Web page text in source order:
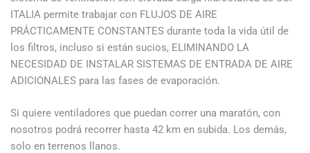
ITALIA permite trabajar con FLUJOS DE AIRE
PRÁCTICAMENTE CONSTANTES durante toda la vida útil de
los filtros, incluso si están sucios, ELIMINANDO LA
NECESIDAD DE INSTALAR SISTEMAS DE ENTRADA DE AIRE
ADICIONALES para las fases de evaporación.
Si quiere ventiladores que puedan correr una maratón, con
nosotros podrá recorrer hasta 42 km en subida. Los demás,
solo en terrenos llanos.